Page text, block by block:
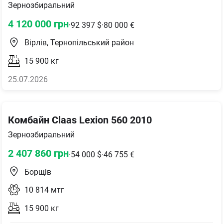
Зернозбиральний
4 120 000 грн·92 397 $·80 000 €
Вірлів, Тернопільський район
15 900 кг
25.07.2026
Комбайн Claas Lexion 560 2010
Зернозбиральний
2 407 860 грн·54 000 $·46 755 €
Борщів
10 814 мтг
15 900 кг